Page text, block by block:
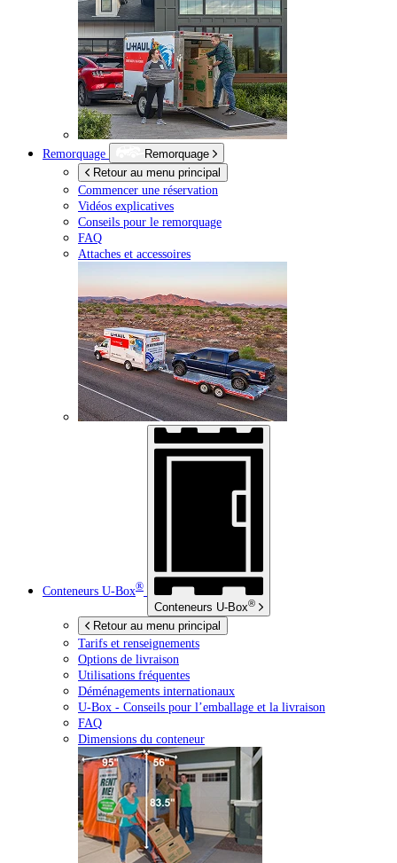
Remorquage
Remorquage
Retour au menu principal
Commencer une réservation
Vidéos explicatives
Conseils pour le remorquage
FAQ
Attaches et accessoires
Conteneurs U-Box®
Conteneurs U-Box®
Retour au menu principal
Tarifs et renseignements
Options de livraison
Utilisations fréquentes
Déménagements internationaux
U-Box - Conseils pour l’emballage et la livraison
FAQ
Dimensions du conteneur